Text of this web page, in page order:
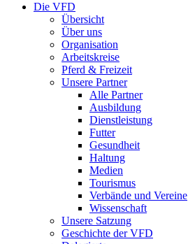
Die VFD
Übersicht
Über uns
Organisation
Arbeitskreise
Pferd & Freizeit
Unsere Partner
Alle Partner
Ausbildung
Dienstleistung
Futter
Gesundheit
Haltung
Medien
Tourismus
Verbände und Vereine
Wissenschaft
Unsere Satzung
Geschichte der VFD